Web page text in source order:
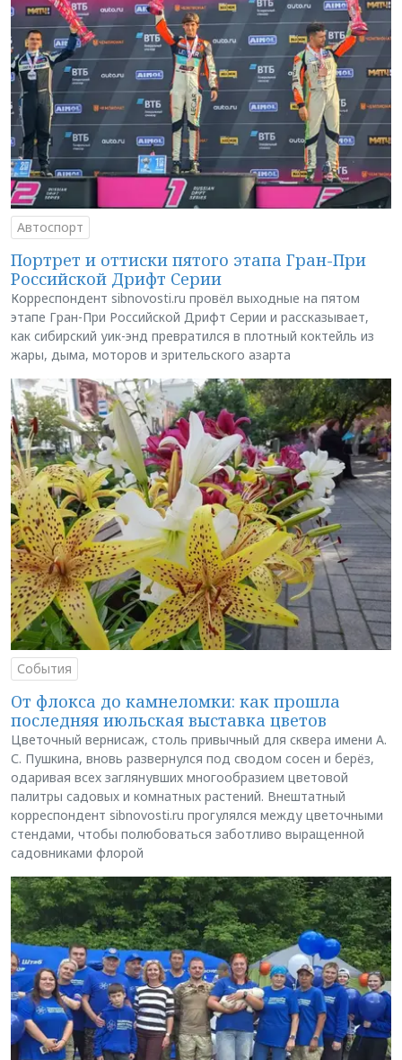
Автоспорт
Портрет и оттиски пятого этапа Гран-При
Российской Дрифт Серии
Корреспондент sibnovosti.ru провёл выходные на пятом
этапе Гран-При Российской Дрифт Серии и рассказывает,
как сибирский уик-энд превратился в плотный коктейль из
жары, дыма, моторов и зрительского азарта
События
От флокса до камнеломки: как прошла
последняя июльская выставка цветов
Цветочный вернисаж, столь привычный для сквера имени А.
С. Пушкина, вновь развернулся под сводом сосен и берёз,
одаривая всех заглянувших многообразием цветовой
палитры садовых и комнатных растений. Внештатный
корреспондент sibnovosti.ru прогулялся между цветочными
стендами, чтобы полюбоваться заботливо выращенной
садовниками флорой